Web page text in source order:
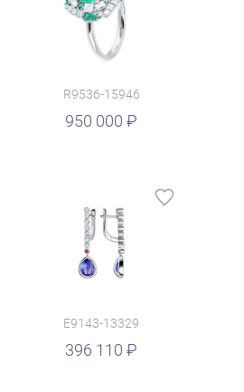
R9536-15946
950 000
руб.
E9143-13329
396 110